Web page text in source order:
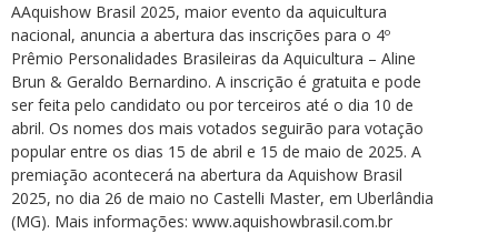
AAquishow Brasil 2025, maior evento da aquicultura
nacional, anuncia a abertura das inscrições para o 4º
Prêmio Personalidades Brasileiras da Aquicultura – Aline
Brun & Geraldo Bernardino. A inscrição é gratuita e pode
ser feita pelo candidato ou por terceiros até o dia 10 de
abril. Os nomes dos mais votados seguirão para votação
popular entre os dias 15 de abril e 15 de maio de 2025. A
premiação acontecerá na abertura da Aquishow Brasil
2025, no dia 26 de maio no Castelli Master, em Uberlândia
(MG). Mais informações: www.aquishowbrasil.com.br